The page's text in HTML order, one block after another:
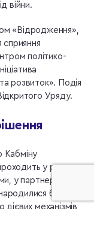
війни.
«Відродження»,
сприяння
політико-
розвиток». Подія
Уряду.
Кабміну
у рамках
у партнерстві
багато
механізмів